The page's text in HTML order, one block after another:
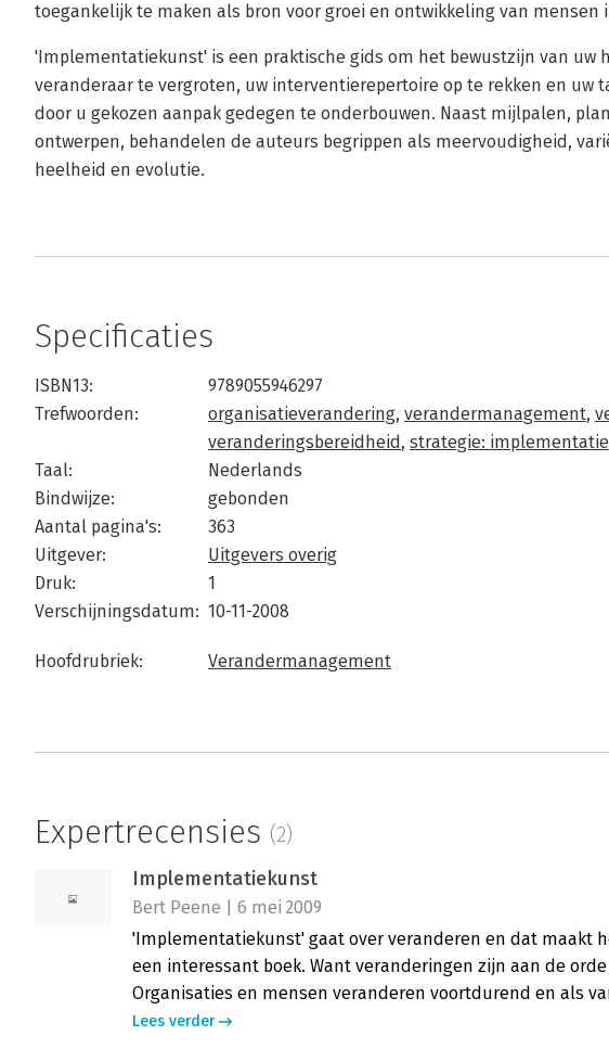
toegankelijk te maken als bron voor groei en ontwikkeling van mensen
'Implementatiekunst' is een praktische gids om het bewustzijn van uw
veranderaar te vergroten, uw interventierepertoire op te rekken en uw
door u gekozen aanpak gedegen te onderbouwen. Naast mijlpalen,
ontwerpen, behandelen de auteurs begrippen als meervoudigheid,
heelheid en evolutie.
Specificaties
ISBN13:
9789055946297
Trefwoorden:
organisatieverandering, verandermanagement,
veranderingsbereidheid, strategie: implementatie
Taal:
Nederlands
Bindwijze:
gebonden
Aantal pagina's:
363
Uitgever:
Uitgevers overig
Druk:
1
Verschijningsdatum: 10-11-2008
Hoofdrubriek: Verandermanagement
Expertrecensies (2)
Implementatiekunst
Bert Peene | 6 mei 2009
'Implementatiekunst' gaat over veranderen en dat maakt
een interessant boek. Want veranderingen zijn aan de
Organisaties en mensen veranderen voortdurend en als
Lees verder